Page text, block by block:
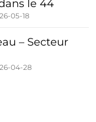
le 44
05-18
– Secteur
04-28